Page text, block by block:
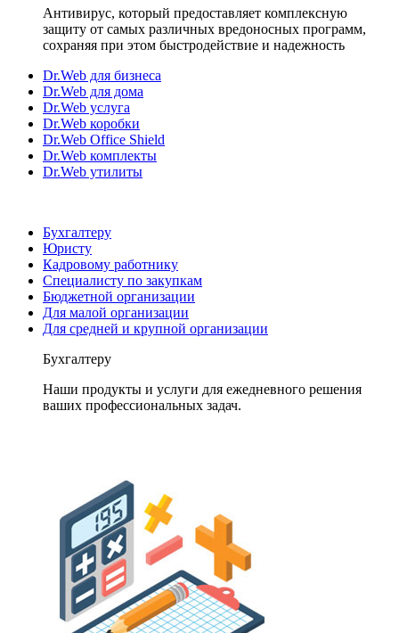
Антивирус, который предоставляет комплексную
защиту от самых различных вредоносных программ,
сохраняя при этом быстродействие и надежность
Dr.Web для бизнеса
Dr.Web для дома
Dr.Web услуга
Dr.Web коробки
Dr.Web Office Shield
Dr.Web комплекты
Dr.Web утилиты
Бухгалтеру
Юристу
Кадровому работнику
Специалисту по закупкам
Бюджетной организации
Для малой организации
Для средней и крупной организации
Бухгалтеру
Наши продукты и услуги для ежедневного решения
ваших профессиональных задач.